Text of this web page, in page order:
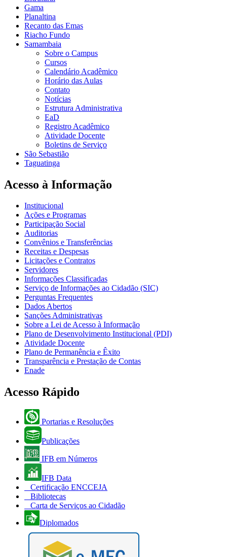
Gama
Planaltina
Recanto das Emas
Riacho Fundo
Samambaia
Sobre o Campus
Cursos
Calendário Acadêmico
Horário das Aulas
Contato
Notícias
Estrutura Administrativa
EaD
Registro Acadêmico
Atividade Docente
Boletins de Serviço
São Sebastião
Taguatinga
Acesso à Informação
Institucional
Ações e Programas
Participação Social
Auditorias
Convênios e Transferências
Receitas e Despesas
Licitações e Contratos
Servidores
Informações Classificadas
Serviço de Informações ao Cidadão (SIC)
Perguntas Frequentes
Dados Abertos
Sanções Administrativas
Sobre a Lei de Acesso à Informação
Plano de Desenvolvimento Institucional (PDI)
Atividade Docente
Plano de Permanência e Êxito
Transparência e Prestação de Contas
Enade
Acesso Rápido
Portarias e Resoluções
Publicações
IFB em Números
IFB Data
Certificação ENCCEJA
Bibliotecas
Carta de Serviços ao Cidadão
Diplomados